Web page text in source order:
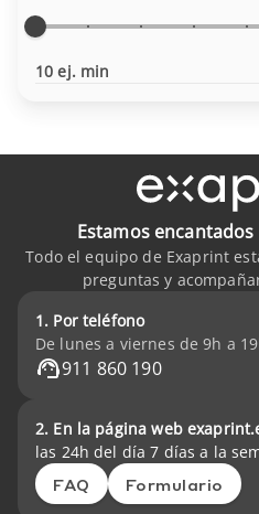
10 ej. min
Estamos
Todo el equipo de Exaprint
preguntas y
1. Por teléfono
De lunes a viernes de 9h a
911 860 190
2. En la página web
las 24h del día 7 días a la
FAQ Formulario